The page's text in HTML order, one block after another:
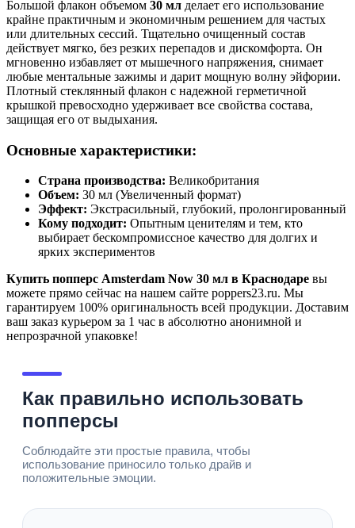
Большой флакон объемом 30 мл делает его использование
крайне практичным и экономичным решением для частых
или длительных сессий. Тщательно очищенный состав
действует мягко, без резких перепадов и дискомфорта. Он
мгновенно избавляет от мышечного напряжения, снимает
любые ментальные зажимы и дарит мощную волну эйфории.
Плотный стеклянный флакон с надежной герметичной
крышкой превосходно удерживает все свойства состава,
защищая его от выдыхания.
Основные характеристики:
Страна производства: Великобритания
Объем: 30 мл (Увеличенный формат)
Эффект: Экстрасильный, глубокий, пролонгированный
Кому подходит: Опытным ценителям и тем, кто
выбирает бескомпромиссное качество для долгих и
ярких экспериментов
Купить попперс Amsterdam Now 30 мл в Краснодаре вы
можете прямо сейчас на нашем сайте poppers23.ru. Мы
гарантируем 100% оригинальность всей продукции. Доставим
ваш заказ курьером за 1 час в абсолютно анонимной и
непрозрачной упаковке!
Как правильно использовать
попперсы
Соблюдайте эти простые правила, чтобы
использование приносило только драйв и
положительные эмоции.